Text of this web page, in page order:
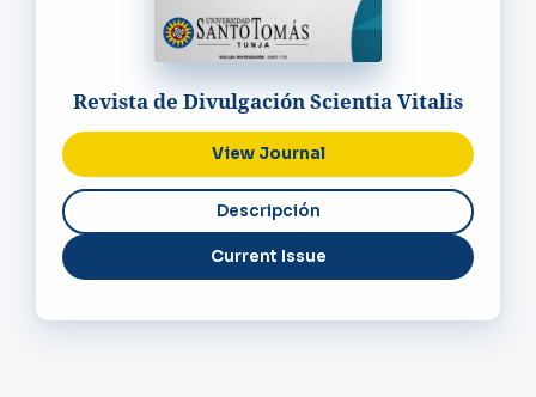
Revista de Divulgación Scientia Vitalis
View Journal
Current Issue